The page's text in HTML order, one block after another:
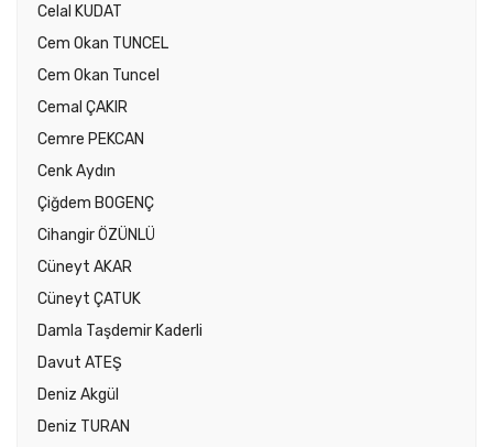
Celal KUDAT
Cem Okan TUNCEL
Cem Okan Tuncel
Cemal ÇAKIR
Cemre PEKCAN
Cenk Aydın
Çiğdem BOGENÇ
Cihangir ÖZÜNLÜ
Cüneyt AKAR
Cüneyt ÇATUK
Damla Taşdemir Kaderli
Davut ATEŞ
Deniz Akgül
Deniz TURAN